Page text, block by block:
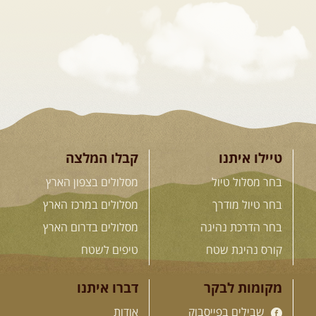
מסע שטח לאחת המדינות הפראיות
והמרגשות בעולם. קירגיסטאן היא לא ...
[המשך]
הקווקז הגבוה מחכה לכם: נתיבי שטח
מרהיבים, פסגות מושלגות, אירוח ...
[המשך]
23-29.09.2026 - סוכות – טיול
פתוח
בין רכס הקווקז הנמוך לגבוה, בין נהרות
שוצפים למעברי הרים ...[המשך]
טיילו איתנו
בחר מסלול טיול
בחר טיול מודרך
בחר הדרכת נהיגה
קורס נהיגת שטח
קבלו המלצה
מסלולים בצפון הארץ
מסלולים במרכז הארץ
מסלולים בדרום הארץ
טיפים לשטח
מקומות לבקר
שבילים בפייסבוק
דברו איתנו
אודות